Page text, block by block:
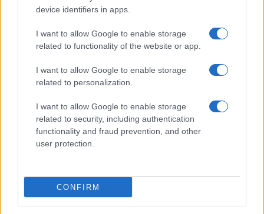
device identifiers in apps.
I want to allow Google to enable storage
related to functionality of the website or app.
I want to allow Google to enable storage
related to personalization.
I want to allow Google to enable storage
related to security, including authentication
functionality and fraud prevention, and other
user protection.
CONFIRM
TELEFONOK GYORSLISTA
Márka :
Feliratkozás a Telefonguru ingyenes hírlevelére